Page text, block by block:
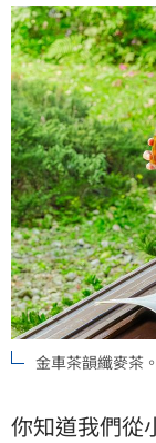
金車茶韻纖麥茶
你知道我們從